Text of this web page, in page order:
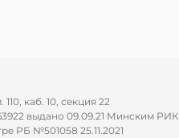
каб. 10, секция 22
выдано 09.09.21 Минским РИК
РБ №501058 25.11.2021